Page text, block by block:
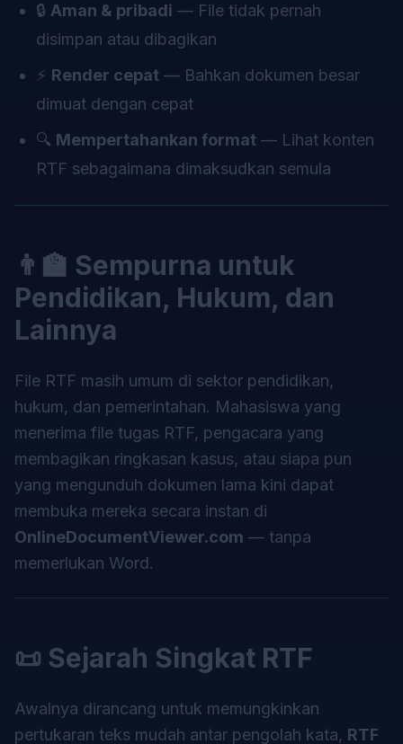
🔒 Aman & pribadi — File tidak pernah
disimpan atau dibagikan
⚡ Render cepat — Bahkan dokumen besar
dimuat dengan cepat
🔍 Mempertahankan format — Lihat konten
RTF sebagaimana dimaksudkan semula
👨‍🏫 Sempurna untuk
Pendidikan, Hukum, dan
Lainnya
File RTF masih umum di sektor pendidikan,
hukum, dan pemerintahan. Mahasiswa yang
menerima file tugas RTF, pengacara yang
membagikan ringkasan kasus, atau siapa pun
yang mengunduh dokumen lama kini dapat
membuka mereka secara instan di
OnlineDocumentViewer.com — tanpa
memerlukan Word.
📜 Sejarah Singkat RTF
Awalnya dirancang untuk memungkinkan
pertukaran teks mudah antar pengolah kata, RTF